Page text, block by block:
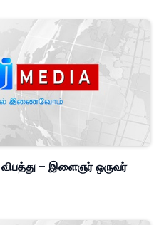
விபத்து – இளைஞர் ஒருவர்